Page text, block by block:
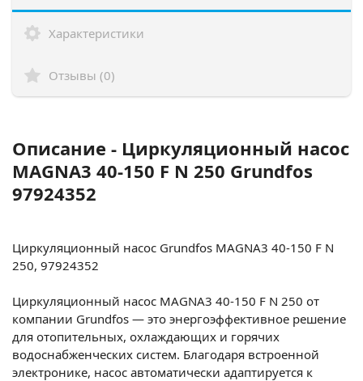
Характеристики
Отзывы (0)
Описание - Циркуляционный насос
MAGNA3 40-150 F N 250 Grundfos
97924352
Циркуляционный насос Grundfos MAGNA3 40-150 F N
250, 97924352
Циркуляционный насос MAGNA3 40-150 F N 250 от
компании Grundfos — это энергоэффективное решение
для отопительных, охлаждающих и горячих
водоснабженческих систем. Благодаря встроенной
электронике, насос автоматически адаптируется к